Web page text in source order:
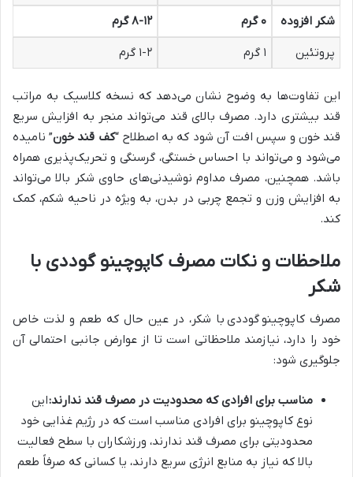
شکر افزوده ۰ گرم
۸-۱۲ گرم
پروتئین
۱ گرم ۱-۲ گرم
این تفاوت‌ها به وضوح نشان می‌دهد که نسخه کلاسیک به مراتب
قند بیشتری دارد. مصرف بالای قند می‌تواند منجر به افزایش سریع
قند خون و سپس افت آن شود که به اصطلاح “کف قند خون” نامیده
می‌شود و می‌تواند با احساس خستگی، گرسنگی و تحریک‌پذیری همراه
باشد. همچنین، مصرف مداوم نوشیدنی‌های حاوی شکر بالا می‌تواند
به افزایش وزن و تجمع چربی در بدن، به ویژه در ناحیه شکم، کمک
کند.
ملاحظات و نکات مصرف کاپوچینو گوددی با
شکر
مصرف کاپوچینوگوددی با شکر، در عین حال که طعم و لذت خاص
خود را دارد، نیازمند ملاحظاتی است تا از عوارض جانبی احتمالی آن
جلوگیری شود:
مناسب برای افرادی که محدودیت در مصرف قند ندارند:این
نوع کاپوچینو برای افرادی مناسب است که در رژیم غذایی خود
محدودیتی برای مصرف قند ندارند، ورزشکاران با سطح فعالیت
بالا که نیاز به منابع انرژی سریع دارند، یا کسانی که صرفاً طعم